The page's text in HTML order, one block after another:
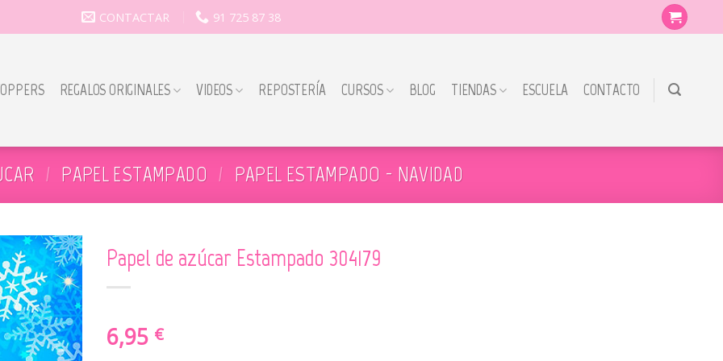
CONTACTAR 91 725 87 38
REGALOS ORIGINALES VIDEOS REPOSTERÍA CURSOS BLOG TIENDAS ESCUELA CONTACTO
/ PAPEL ESTAMPADO / PAPEL ESTAMPADO - NAVIDAD
Papel de azúcar Estampado 304179
6,95 €